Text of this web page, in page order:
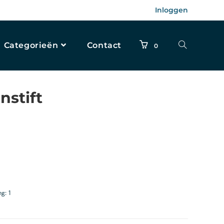
Inloggen
Categorieën Contact 0
1